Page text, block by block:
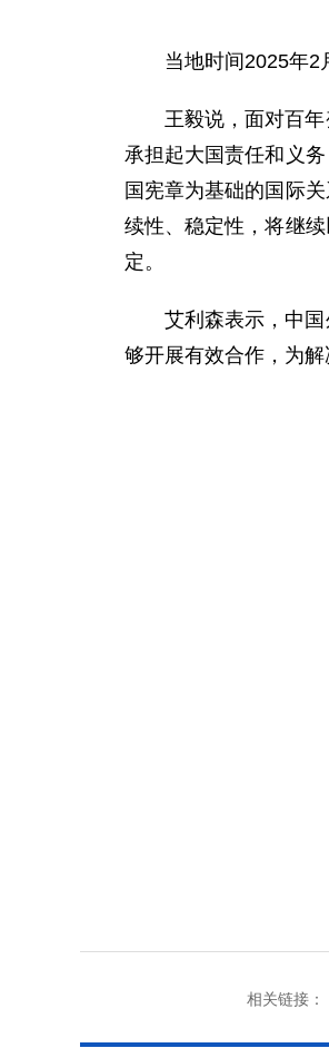
当地时间2025年2
王毅说，面对百
承担起大国责任和义
国宪章为基础的国际
续性、稳定性，将继
定。
艾利森表示，中
够开展有效合作，为
相关链接：